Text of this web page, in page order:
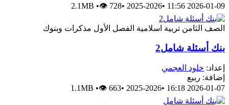
2026-01-09 11:56
•
2025-2026
•
2.1MB •👁 728
الصف الثامن تربية اسلامية الفصل الأول مذكرات وبنوك
بنك أسئلة شامل2
إعداد:خلود العجمي
إضافة: ربيع
2026-01-07 16:18
•
2025-2026
•
1.1MB •👁 663